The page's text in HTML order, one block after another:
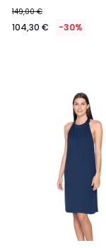
149,00 €
104,30 € -30%